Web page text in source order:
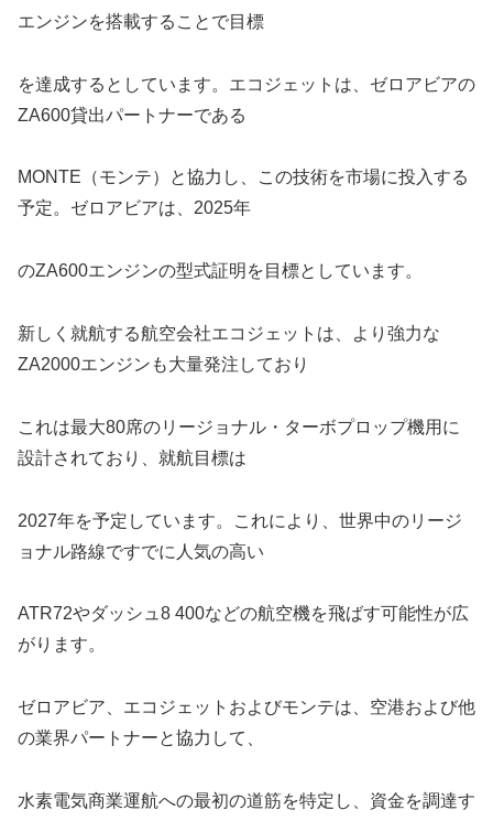
エンジンを搭載することで目標
を達成するとしています。エコジェットは、ゼロアビアの
ZA600貸出パートナーである
MONTE（モンテ）と協力し、この技術を市場に投入する
予定。ゼロアビアは、2025年
のZA600エンジンの型式証明を目標としています。
新しく就航する航空会社エコジェットは、より強力な
ZA2000エンジンも大量発注しており
これは最大80席のリージョナル・ターボプロップ機用に
設計されており、就航目標は
2027年を予定しています。これにより、世界中のリージ
ョナル路線ですでに人気の高い
ATR72やダッシュ8 400などの航空機を飛ばす可能性が広
がります。
ゼロアビア、エコジェットおよびモンテは、空港および他
の業界パートナーと協力して、
水素電気商業運航への最初の道筋を特定し、資金を調達す